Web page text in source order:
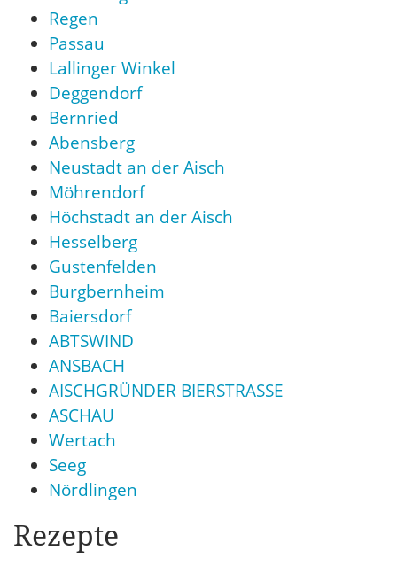
Regen
Passau
Lallinger Winkel
Deggendorf
Bernried
Abensberg
Neustadt an der Aisch
Möhrendorf
Höchstadt an der Aisch
Hesselberg
Gustenfelden
Burgbernheim
Baiersdorf
ABTSWIND
ANSBACH
AISCHGRÜNDER BIERSTRASSE
ASCHAU
Wertach
Seeg
Nördlingen
Rezepte